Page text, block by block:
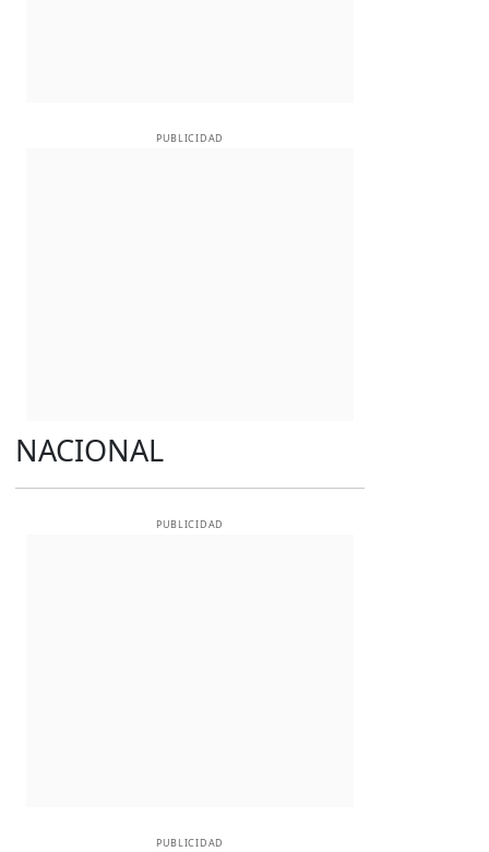
PUBLICIDAD
NACIONAL
PUBLICIDAD
PUBLICIDAD